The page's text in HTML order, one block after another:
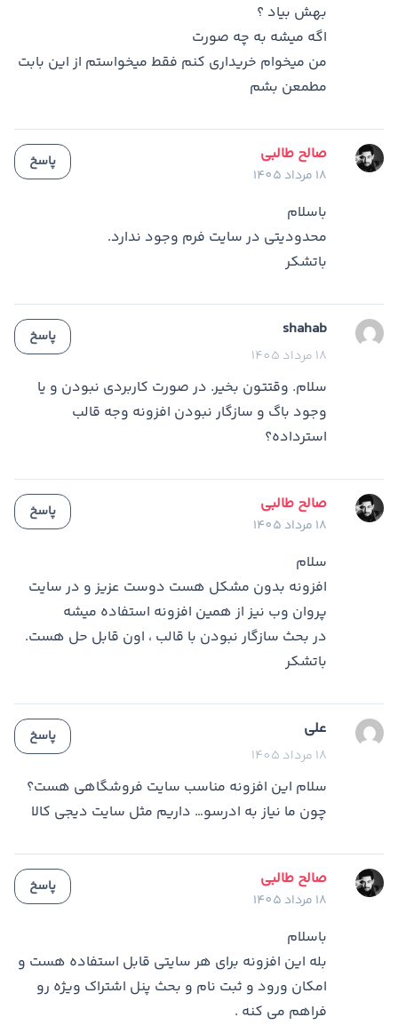
بهش بیاد ؟
اگه میشه به چه صورت
من میخوام خریداری کنم فقط میخواستم از این بابت
مطمعن بشم
صالح طالبی
18 مرداد 1405
باسلام
محدودیتی در سایت فرم وجود ندارد.
باتشکر
پاسخ
shahab
18 مرداد 1405
سلام. وقتتون بخیر. در صورت کاربردی نبودن و یا
وجود باگ و سازگار نبودن افزونه وجه قالب
استرداده؟
پاسخ
صالح طالبی
18 مرداد 1405
سلام
افزونه بدون مشکل هست دوست عزیز و در سایت
پروان وب نیز از همین افزونه استفاده میشه
در بحث سازگار نبودن با قالب ، اون قابل حل هست.
باتشکر
پاسخ
علی
18 مرداد 1405
سلام این افزونه مناسب سایت فروشگاهی هست؟
چون ما نیاز به ادرسو… داریم مثل سایت دیجی کالا
پاسخ
صالح طالبی
18 مرداد 1405
باسلام
بله این افزونه برای هر سایتی قابل استفاده هست و
امکان ورود و ثبت نام و بحث پنل اشتراک ویژه رو
فراهم می کنه .
پاسخ